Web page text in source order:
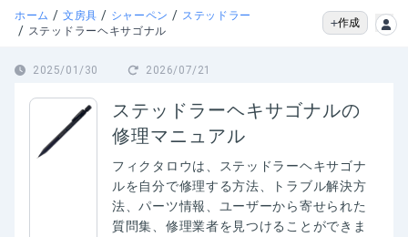
ホーム / 文房具 / シャーペン / ステッドラー
/ ステッドラーヘキサゴナル
作成
2025/01/30 2026/07/21
ステッドラーヘキサゴナルの
修理マニュアル
フィクタロウは、
ステッドラーヘキサゴナ
ルを自分で修理する方法、トラブル解決方
法、パーツ情報、ユーザーから寄せられた
質問集、修理業者を見つけることができま